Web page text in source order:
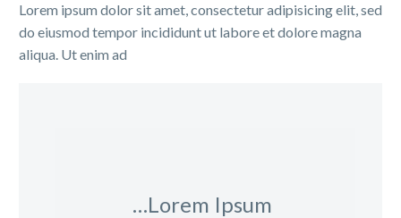
Lorem ipsum dolor sit amet, consectetur adipisicing elit, sed
do eiusmod tempor incididunt ut labore et dolore magna
aliqua. Ut enim ad
…Lorem Ipsum